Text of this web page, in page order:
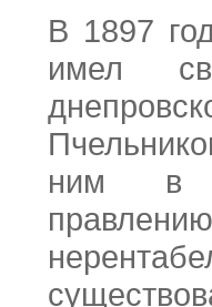
В 1897
имел
ним в